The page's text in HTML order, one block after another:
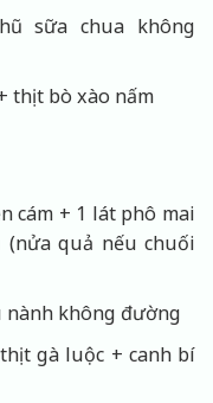
sữa chua không
thịt bò xào nấm
cám + 1 lát phô mai
quả nếu chuối
nành không đường
gà luộc + canh bí